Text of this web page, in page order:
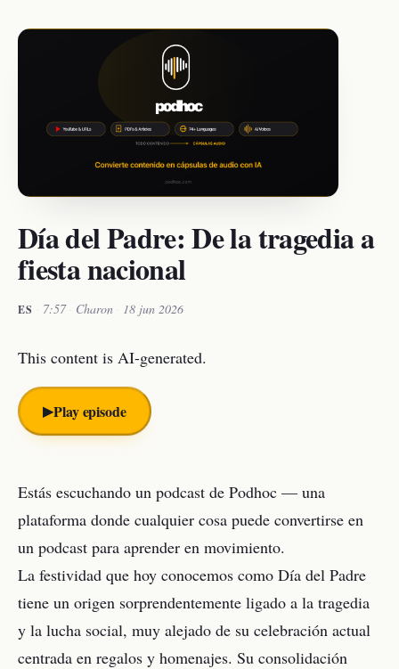
Día del Padre: De la tragedia a
fiesta nacional
ES · 7:57 · Charon · 18 jun 2026
This content is AI-generated.
▶︎Play episode
Estás escuchando un podcast de Podhoc — una
plataforma donde cualquier cosa puede convertirse en
un podcast para aprender en movimiento.
La festividad que hoy conocemos como Día del Padre
tiene un origen sorprendentemente ligado a la tragedia
y la lucha social, muy alejado de su celebración actual
centrada en regalos y homenajes. Su consolidación